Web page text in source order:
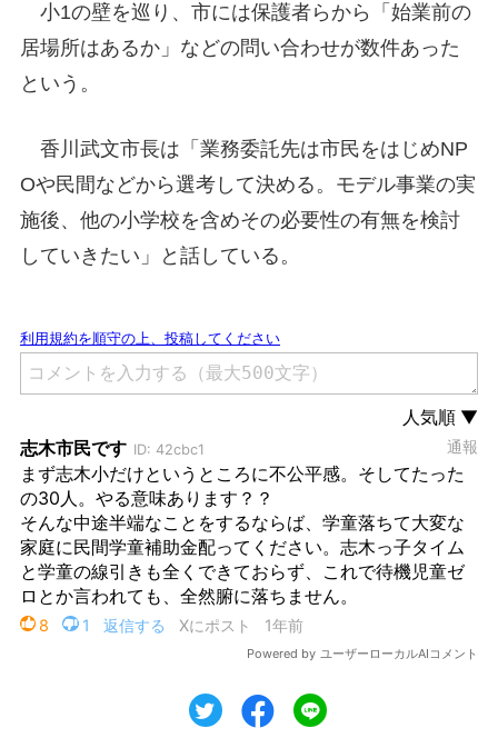
小1の壁を巡り、市には保護者らから「始業前の
居場所はあるか」などの問い合わせが数件あった
という。
香川武文市長は「業務委託先は市民をはじめNP
Oや民間などから選考して決める。モデル事業の実
施後、他の小学校を含めその必要性の有無を検討
していきたい」と話している。
ツイートシェア